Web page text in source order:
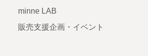
minne LAB
販売支援企画・イベント